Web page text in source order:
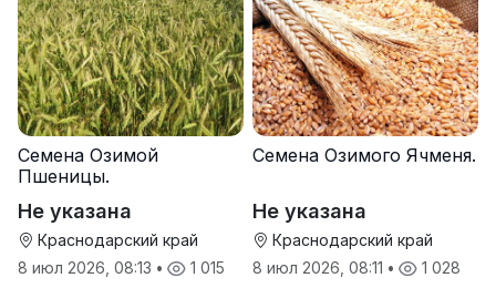
Семена Озимой
Пшеницы.
Не указана
Краснодарский край
8 июл 2026, 08:13 • 1 015
Семена Озимого Ячменя.
Не указана
Краснодарский край
8 июл 2026, 08:11 • 1 028